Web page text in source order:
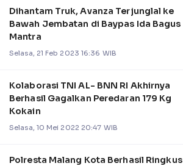
Dihantam Truk, Avanza Terjunglal ke
Bawah Jembatan di Baypas Ida Bagus
Mantra
Selasa, 21 Feb 2023 16:36 WIB
Kolaborasi TNI AL- BNN RI Akhirnya
Berhasil Gagalkan Peredaran 179 Kg
Kokain
Selasa, 10 Mei 2022 20:47 WIB
Polresta Malang Kota Berhasil Ringkus